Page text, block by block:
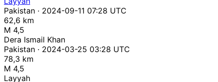
Pakistan · 2024-09-11 07:28 UTC
62,6 km
M 4,5
Dera Ismail Khan
Pakistan · 2024-03-25 03:28 UTC
78,3 km
M 4,5
Layyah